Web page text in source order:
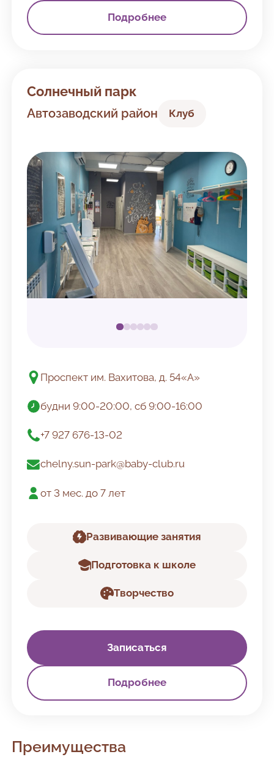
Подробнее
Солнечный парк
Автозаводский район Клуб
Адрес
Проспект им. Вахитова, д. 54«А»
Режим работы
будни 9:00-20:00, сб 9:00-16:00
Телефон
+7 927 676-13-02
Emailchelny.sun-park@baby-club.ru
Возраст
от 3 мес. до 7 лет
Развивающие занятия
Подготовка к школе
Творчество
Записаться
Подробнее
Преимущества